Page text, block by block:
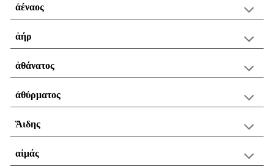
ἀέναος
ἀήρ
ἀθάνατος
ἀθὐρματος
Ἅιδης
αἱμάς